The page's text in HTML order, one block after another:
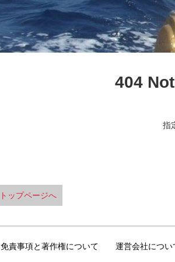
404
指
トップページへ
免責事項と著作権について 運営会社につい